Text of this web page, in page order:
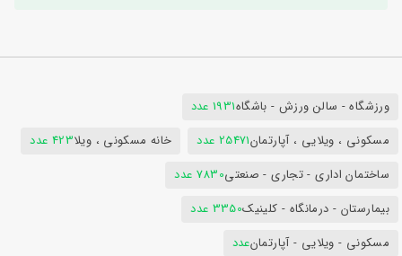
ورزشگاه - سالن ورزش - باشگاه1931 عدد
مسکونی ، ویلایی ، آپارتمان25471 عدد خانه مسکونی ، ویلا423 عدد
ساختمان اداری - تجاری - صنعتی7830 عدد
بیمارستان - درمانگاه - کلینیک3350 عدد
مسکونی - ویلایی - آپارتمانعدد